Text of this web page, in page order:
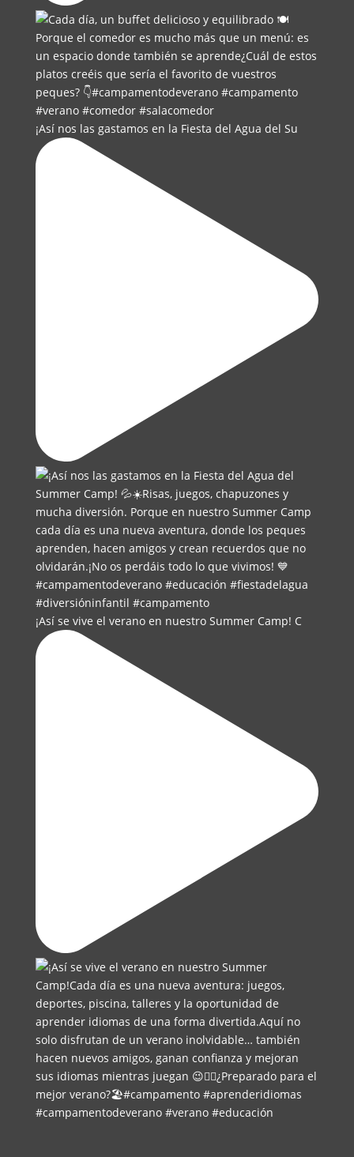
¡Así nos las gastamos en la Fiesta del Agua del Su
¡Así se vive el verano en nuestro Summer Camp! C